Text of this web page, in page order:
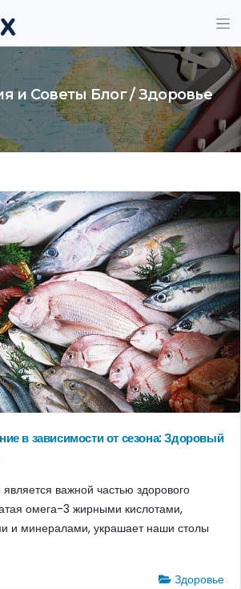
и Советы Блог / Здоровье
в зависимости от сезона: Здоровый
важной частью здорового
омега-3 жирными кислотами,
и минералами, украшает наши столы
Здоровье